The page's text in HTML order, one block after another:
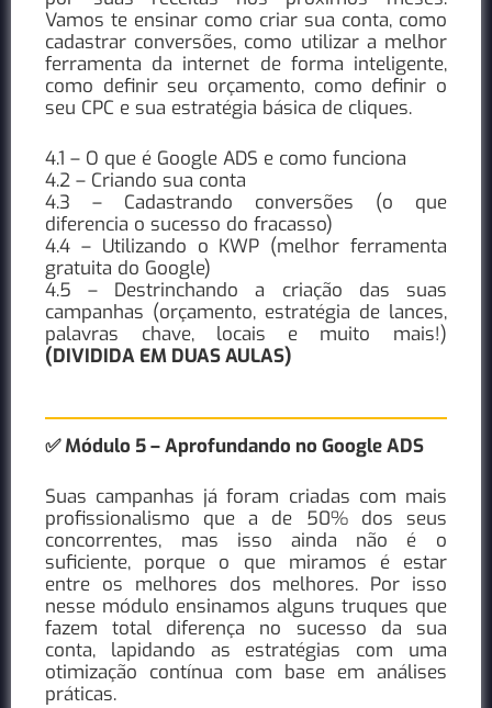
Vamos te ensinar como criar sua conta, como
cadastrar conversões, como utilizar a melhor
ferramenta da internet de forma inteligente,
como definir seu orçamento, como definir o
seu CPC e sua estratégia básica de cliques.
4.1 – O que é Google ADS e como funciona
4.2 – Criando sua conta
4.3 – Cadastrando conversões (o que
diferencia o sucesso do fracasso)
4.4 – Utilizando o KWP (melhor ferramenta
gratuita do Google)
4.5 – Destrinchando a criação das suas
campanhas (orçamento, estratégia de lances,
palavras chave, locais e muito mais!)
(DIVIDIDA EM DUAS AULAS)
✅ Módulo 5 – Aprofundando no Google ADS
Suas campanhas já foram criadas com mais
profissionalismo que a de 50% dos seus
concorrentes, mas isso ainda não é o
suficiente, porque o que miramos é estar
entre os melhores dos melhores. Por isso
nesse módulo ensinamos alguns truques que
fazem total diferença no sucesso da sua
conta, lapidando as estratégias com uma
otimização contínua com base em análises
práticas.